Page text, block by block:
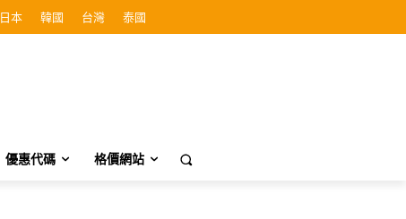
日本 韓國 台灣 泰國
優惠代碼 格價網站